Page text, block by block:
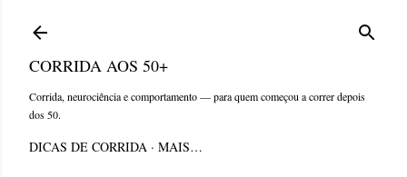
CORRIDA AOS 50+
Corrida, neurociência e comportamento — para quem começou a correr depois
dos 50.
DICAS DE CORRIDA MAIS…